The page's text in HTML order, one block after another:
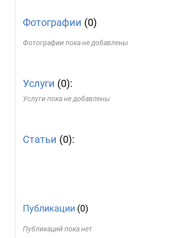
Фотографии (0)
Фотографии пока не добавлены
Услуги (0):
Услуги пока не добавлены
Статьи (0):
Публикации (0)
Публикаций пока нет